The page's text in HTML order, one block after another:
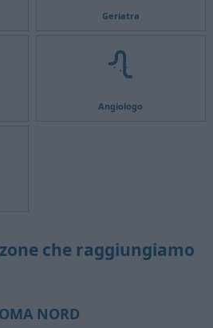
Geriatra
Angiologo
che raggiungiamo
NORD